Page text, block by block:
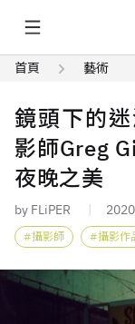
首頁 藝術
鏡頭下的
影師Greg
夜晚之美
by FLiPER
攝影師 攝影作